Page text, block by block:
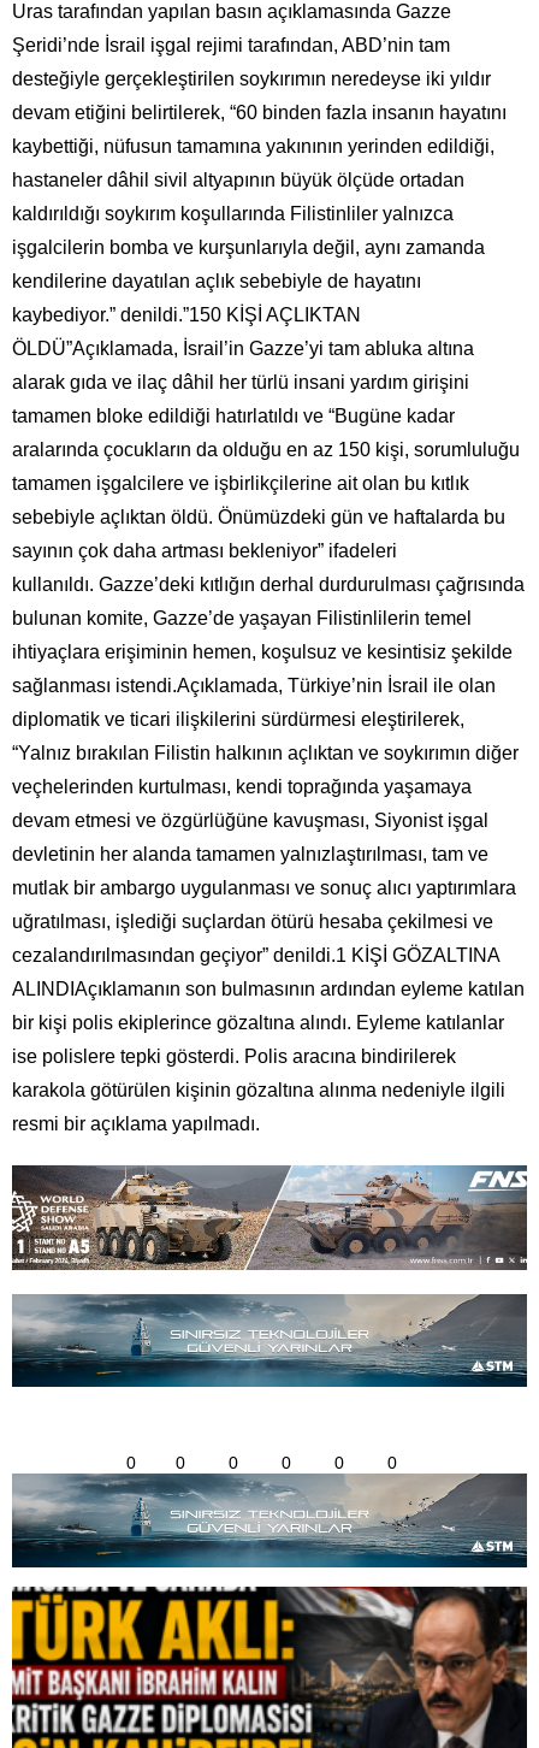
Uras tarafından yapılan basın açıklamasında Gazze
Şeridi’nde İsrail işgal rejimi tarafından, ABD’nin tam
desteğiyle gerçekleştirilen soykırımın neredeyse iki yıldır
devam etiğini belirtilerek, “60 binden fazla insanın hayatını
kaybettiği, nüfusun tamamına yakınının yerinden edildiği,
hastaneler dâhil sivil altyapının büyük ölçüde ortadan
kaldırıldığı soykırım koşullarında Filistinliler yalnızca
işgalcilerin bomba ve kurşunlarıyla değil, aynı zamanda
kendilerine dayatılan açlık sebebiyle de hayatını
kaybediyor.” denildi.”150 KİŞİ AÇLIKTAN
ÖLDÜ”Açıklamada, İsrail’in Gazze’yi tam abluka altına
alarak gıda ve ilaç dâhil her türlü insani yardım girişini
tamamen bloke edildiği hatırlatıldı ve “Bugüne kadar
aralarında çocukların da olduğu en az 150 kişi, sorumluluğu
tamamen işgalcilere ve işbirlikçilerine ait olan bu kıtlık
sebebiyle açlıktan öldü. Önümüzdeki gün ve haftalarda bu
sayının çok daha artması bekleniyor” ifadeleri
kullanıldı. Gazze’deki kıtlığın derhal durdurulması çağrısında
bulunan komite, Gazze’de yaşayan Filistinlilerin temel
ihtiyaçlara erişiminin hemen, koşulsuz ve kesintisiz şekilde
sağlanması istendi.Açıklamada, Türkiye’nin İsrail ile olan
diplomatik ve ticari ilişkilerini sürdürmesi eleştirilerek,
“Yalnız bırakılan Filistin halkının açlıktan ve soykırımın diğer
veçhelerinden kurtulması, kendi toprağında yaşamaya
devam etmesi ve özgürlüğüne kavuşması, Siyonist işgal
devletinin her alanda tamamen yalnızlaştırılması, tam ve
mutlak bir ambargo uygulanması ve sonuç alıcı yaptırımlara
uğratılması, işlediği suçlardan ötürü hesaba çekilmesi ve
cezalandırılmasından geçiyor” denildi.1 KİŞİ GÖZALTINA
ALINDIAçıklamanın son bulmasının ardından eyleme katılan
bir kişi polis ekiplerince gözaltına alındı. Eyleme katılanlar
ise polislere tepki gösterdi. Polis aracına bindirilerek
karakola götürülen kişinin gözaltına alınma nedeniyle ilgili
resmi bir açıklama yapılmadı.
0 0 0 0 0 0